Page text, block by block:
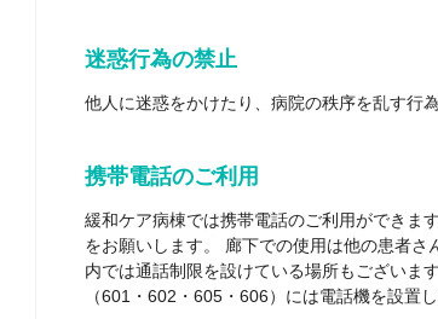
迷惑行為の禁止
他人に迷惑をかけたり、病院の秩序を乱す行
携帯電話のご利用
緩和ケア病棟では携帯電話のご利用ができま
をお願いします。 廊下での使用は他の患者
内では通話制限を設けている場所もございま
（601・602・605・606）には電話機を設置